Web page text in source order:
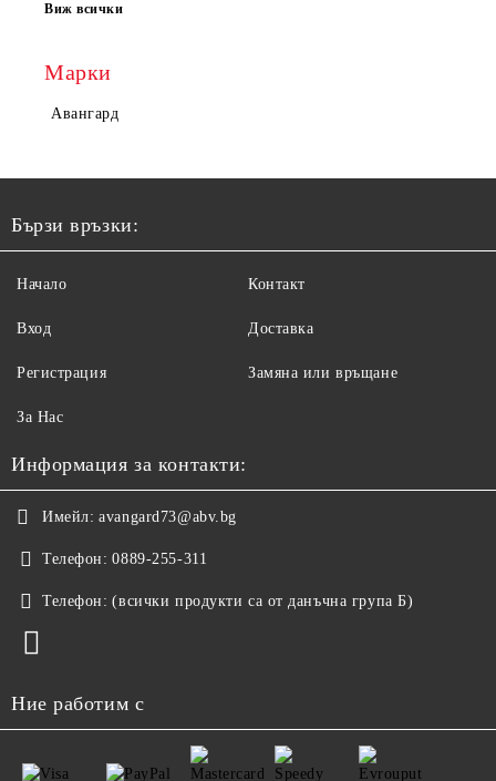
Виж всички
Марки
Авангард
Бързи връзки:
Начало
Вход
Регистрация
За Нас
Контакт
Доставка
Замяна или връщане
Информация за контакти:
Имейл: avangard73@abv.bg
Телефон: 0889-255-311
Телефон: (всички продукти са от данъчна група Б)
Ние работим с